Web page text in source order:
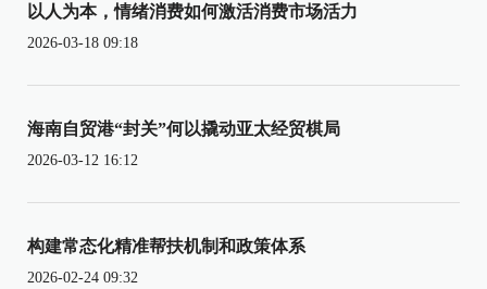
以人为本，情绪消费如何激活消费市场活力
2026-03-18 09:18
海南自贸港“封关”何以撬动亚太经贸棋局
2026-03-12 16:12
构建常态化精准帮扶机制和政策体系
2026-02-24 09:32